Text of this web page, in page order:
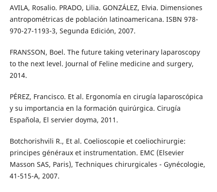
AVILA, Rosalio. PRADO, Lilia. GONZÁLEZ, Elvia. Dimensiones
antropométricas de población latinoamericana. ISBN 978-
970-27-1193-3, Segunda Edición, 2007.
FRANSSON, Boel. The future taking veterinary laparoscopy
to the next level. Journal of Feline medicine and surgery,
2014.
PÉREZ, Francisco. Et al. Ergonomía en cirugía laparoscópica
y su importancia en la formación quirúrgica. Cirugía
Española, El servier doyma, 2011.
Botchorishvili R., Et al. Coelioscopie et coeliochirurgie:
principes généraux et instrumentation. EMC (Elsevier
Masson SAS, Paris), Techniques chirurgicales - Gynécologie,
41-515-A, 2007.